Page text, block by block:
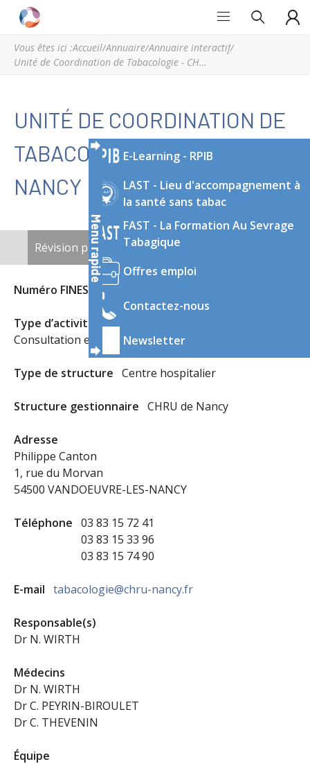
Est
Addictions
régional
de
d’expertise
en
addictologie
du
Est
Menu rapide
E-Learning - RPIB
LAST - Lieu d'accompagnement à
la santé sans tabac
FAST - La Formation Au Sevrage
Tabagique
Offres emploi
Contactez-nous
Newsletter
Vous êtes ici :Accueil/Annuaire/Annuaire interactif/
Unité de Coordination de Tabacologie - CHRU de Nancy
UNITÉ DE COORDINATION DE
TABACOLOGIE - CHRU DE
NANCY
ONGLETS
PRINCIPAUX
Révision publiée (onglet actif)
Nouveau brouillon
Numéro FINESS 540023264
Type d’activité
Consultation en structure addictologique
Type de structure Centre hospitalier
Structure gestionnaire CHRU de Nancy
Adresse
Philippe Canton
1, rue du Morvan
54500 VANDOEUVRE-LES-NANCY
Téléphone 03 83 15 72 41
03 83 15 33 96
03 83 15 74 90
E-mail tabacologie@chru-nancy.fr
Responsable(s)
Dr N. WIRTH
Médecins
Dr N. WIRTH
Dr C. PEYRIN-BIROULET
Dr C. THEVENIN
Équipe